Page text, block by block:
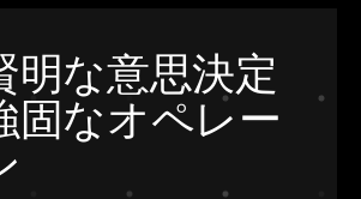
明な意思決定
固なオペレー